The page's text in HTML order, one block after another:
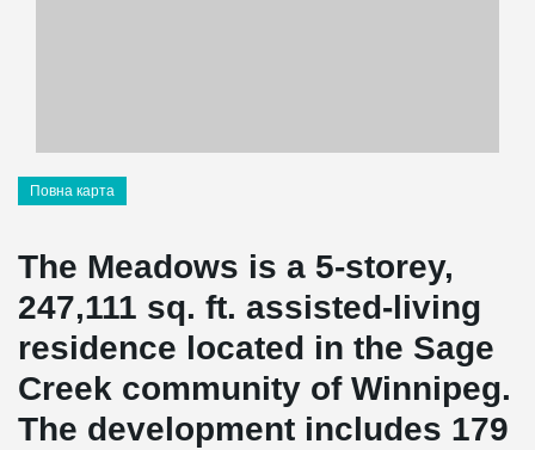
Повна карта
The Meadows is a 5-storey,
247,111 sq. ft. assisted-living
residence located in the Sage
Creek community of Winnipeg.
The development includes 179